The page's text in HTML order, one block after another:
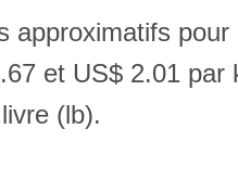
approximatifs pour
et US$ 2.01 par
(lb).